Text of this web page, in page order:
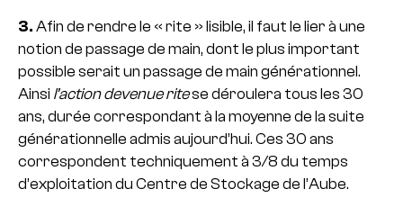
3. Afin de rendre le « rite » lisible, il faut le lier à une
notion de passage de main, dont le plus important
possible serait un passage de main générationnel.
Ainsi l’action devenue ritese déroulera tous les 30
ans, durée correspondant à la moyenne de la suite
générationnelle admis aujourd’hui. Ces 30 ans
correspondent techniquement à 3/8 du temps
d’exploitation du Centre de Stockage de l’Aube.